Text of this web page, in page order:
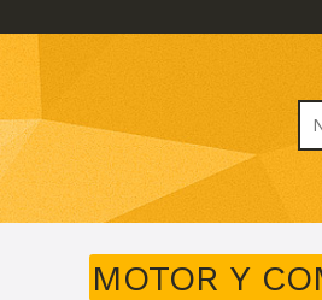
MOTOR Y